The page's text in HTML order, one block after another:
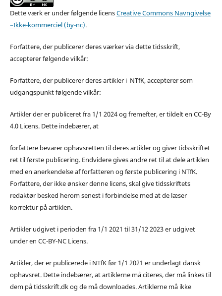
Dette værk er under følgende licensCreative Commons Navngivelse
–Ikke-kommerciel (by-nc).
Forfattere, der publicerer deres værker via dette tidsskrift,
accepterer følgende vilkår:
Forfattere, der publicerer deres artikler i NTfK, accepterer som
udgangspunkt følgende vilkår:
Artikler der er publiceret fra 1/1 2024 og fremefter, er tildelt en CC-By
4.0 Licens. Dette indebærer, at
forfattere bevarer ophavsretten til deres artikler og giver tidsskriftet
ret til første publicering. Endvidere gives andre ret til at dele artiklen
med en anerkendelse af forfatteren og første publicering i NTfK.
Forfattere, der ikke ønsker denne licens, skal give tidsskriftets
redaktør besked herom senest i forbindelse med at de læser
korrektur på artiklen.
Artikler udgivet i perioden fra 1/1 2021 til 31/12 2023 er udgivet
under en CC-BY-NC Licens.
Artikler, der er publicerede i NTfK før 1/1 2021 er underlagt dansk
ophavsret. Dette indebærer, at artiklerne må citeres, der må linkes til
dem på tidsskrift.dk og de må downloades. Artiklerne må ikke